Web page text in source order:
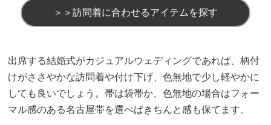
＞＞訪問着に合わせるアイテムを探す
出席する結婚式がカジュアルウェディングであれば、柄付
けがささやかな訪問着や付け下げ、色無地で少し軽やかに
しても良いでしょう。帯は袋帯か、色無地の場合はフォー
マル感のある名古屋帯を選べばきちんと感も保てます。